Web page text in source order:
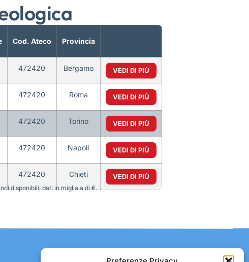
Cod. Ateco Provincia
472420 Bergamo VEDI DI PIÙ
472420 Roma VEDI DI PIÙ
472420 Torino VEDI DI PIÙ
472420 Napoli VEDI DI PIÙ
472420 Chieti VEDI DI PIÙ
disponibili, dati in migliaia di €.